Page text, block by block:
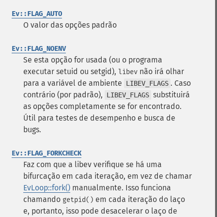
Ev::FLAG_AUTO
O valor das opções padrão
Ev::FLAG_NOENV
Se esta opção for usada (ou o programa
executar setuid ou setgid), libev não irá olhar
para a variável de ambiente
LIBEV_FLAGS . Caso
contrário (por padrão),
LIBEV_FLAGS substituirá
as opções completamente se for encontrado.
Útil para testes de desempenho e busca de
bugs.
Ev::FLAG_FORKCHECK
Faz com que a libev verifique se há uma
bifurcação em cada iteração, em vez de chamar
EvLoop::fork() manualmente. Isso funciona
chamando getpid() em cada iteração do laço
e, portanto, isso pode desacelerar o laço de